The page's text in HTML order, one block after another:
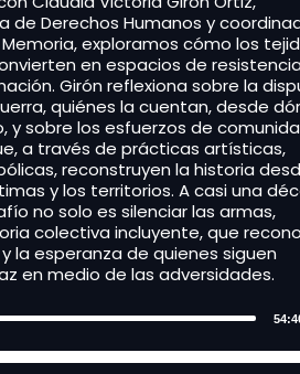
de Derechos Humanos y
exploramos cómo los
en espacios de
Girón reflexiona sobre la
quiénes la cuentan, desde
y sobre los esfuerzos de
a través de prácticas artísticas,
reconstruyen la historia
y los territorios. A casi una
no solo es silenciar las armas,
colectiva incluyente, que
la esperanza de quienes siguen
en medio de las adversidades.